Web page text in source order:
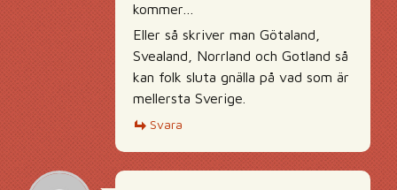
kommer…
Eller så skriver man Götaland,
Svealand, Norrland och Gotland så
kan folk sluta gnälla på vad som är
mellersta Sverige.
Svara